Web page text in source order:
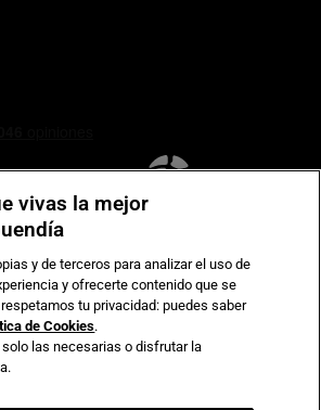
en pagos electrónicos
vivas la mejor
y de terceros para analizar el uso de
y ofrecerte contenido que se
tu privacidad: puedes saber
de Cookies.
las necesarias o disfrutar la